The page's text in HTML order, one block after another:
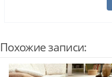
Похожие записи: